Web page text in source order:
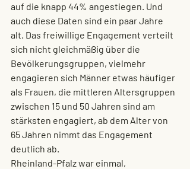
auf die knapp 44% angestiegen. Und
auch diese Daten sind ein paar Jahre
alt. Das freiwillige Engagement verteilt
sich nicht gleichmäßig über die
Bevölkerungsgruppen, vielmehr
engagieren sich Männer etwas häufiger
als Frauen, die mittleren Altersgruppen
zwischen 15 und 50 Jahren sind am
stärksten engagiert, ab dem Alter von
65 Jahren nimmt das Engagement
deutlich ab.
Rheinland-Pfalz war einmal,